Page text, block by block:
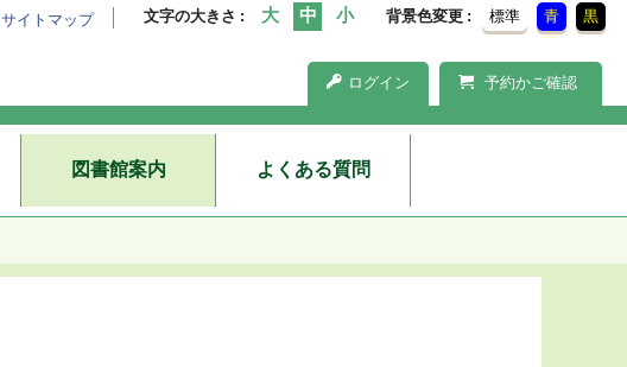
文字の大きさ 背景色変更 標準 青 黒
ログイン 予約かご確認
サイトマップ
図書館案内 よくある質問